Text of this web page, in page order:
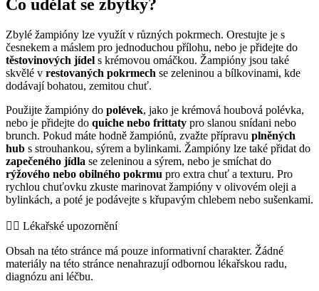
Co udělat se zbytky?
Zbylé žampióny lze využít v různých pokrmech. Orestujte je s
česnekem a máslem pro jednoduchou přílohu, nebo je přidejte do
těstovinových jídel s krémovou omáčkou. Žampióny jsou také
skvělé v restovaných pokrmech se zeleninou a bílkovinami, kde
dodávají bohatou, zemitou chuť.
Použijte žampióny do polévek, jako je krémová houbová polévka,
nebo je přidejte do quiche nebo frittaty pro slanou snídani nebo
brunch. Pokud máte hodně žampiónů, zvažte přípravu plněných
hub s strouhankou, sýrem a bylinkami. Žampióny lze také přidat do
zapečeného jídla se zeleninou a sýrem, nebo je smíchat do
rýžového nebo obilného pokrmu pro extra chuť a texturu. Pro
rychlou chuťovku zkuste marinovat žampióny v olivovém oleji a
bylinkách, a poté je podávejte s křupavým chlebem nebo sušenkami.
👨‍⚕️️ Lékařské upozornění
Obsah na této stránce má pouze informativní charakter. Žádné
materiály na této stránce nenahrazují odbornou lékařskou radu,
diagnózu ani léčbu.